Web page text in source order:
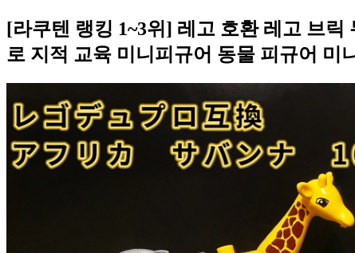
[라쿠텐 랭킹 1~3위] 레고 호환 레고 브
로 지적 교육 미니피규어 동물 피규어 미